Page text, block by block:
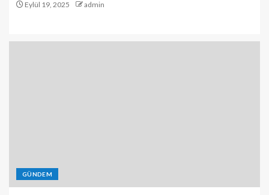
Eylül 19, 2025 admin
GÜNDEM